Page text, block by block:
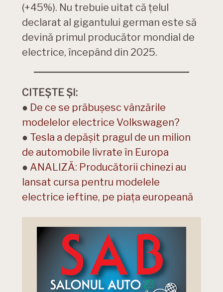
(+45%). Nu trebuie uitat că țelul
declarat al gigantului german este să
devină primul producător mondial de
electrice, începând din 2025.
CITEȘTE ȘI:
● De ce se prăbușesc vânzările
modelelor electrice Volkswagen?
● Tesla a depășit pragul de un milion
de automobile livrate în Europa
● ANALIZĂ: Producătorii chinezi au
lansat cursa pentru modelele
electrice ieftine, pe piața europeană